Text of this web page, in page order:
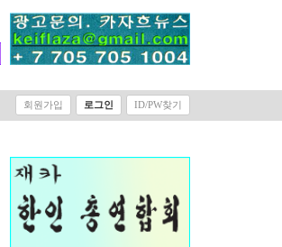
회원가입 로그인 ID/PW찾기